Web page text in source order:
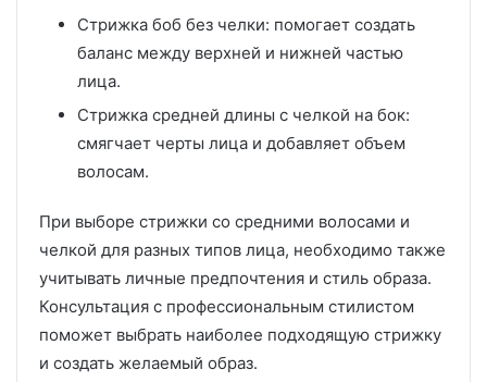
Стрижка боб без челки: помогает создать
баланс между верхней и нижней частью
лица.
Стрижка средней длины с челкой на бок:
смягчает черты лица и добавляет объем
волосам.
При выборе стрижки со средними волосами и
челкой для разных типов лица, необходимо также
учитывать личные предпочтения и стиль образа.
Консультация с профессиональным стилистом
поможет выбрать наиболее подходящую стрижку
и создать желаемый образ.